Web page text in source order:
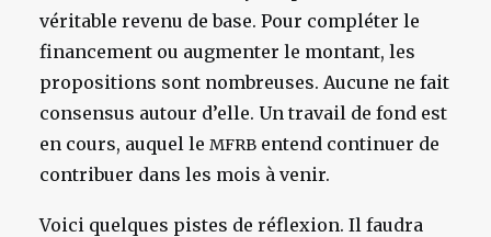
véritable revenu de base. Pour compléter le
financement ou augmenter le montant, les
propositions sont nombreuses. Aucune ne fait
consensus autour d’elle. Un travail de fond est
en cours, auquel le MFRB entend continuer de
contribuer dans les mois à venir.
Voici quelques pistes de réflexion. Il faudra